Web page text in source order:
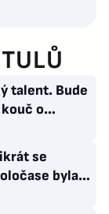
talent. Bude
o
se
byla v